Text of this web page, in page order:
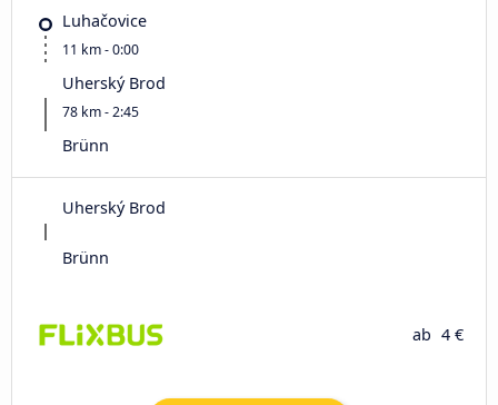
Luhačovice
11 km - 0:00
Uherský Brod
78 km - 2:45
Brünn
Uherský Brod
Brünn
ab 4 €